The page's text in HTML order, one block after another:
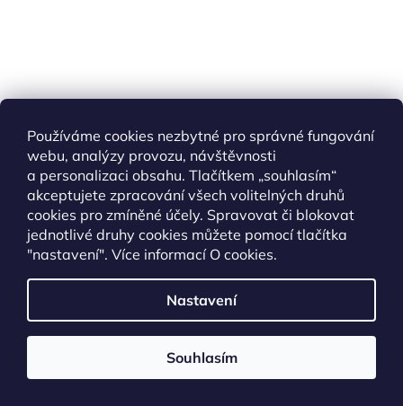
Používáme cookies nezbytné pro správné fungování
webu, analýzy provozu, návštěvnosti
a personalizaci obsahu. Tlačítkem „souhlasím“
akceptujete zpracování všech volitelných druhů
cookies pro zmíněné účely. Spravovat či blokovat
jednotlivé druhy cookies můžete pomocí tlačítka
"nastavení". Více informací O cookies.
Nastavení
Souhlasím
Sněhulák z kostek
27.12.2022
Dřevěný sněhulák Co budete potřebovat Základní
materiály Sněhové koule nahradí dřevěné kostky, uh...